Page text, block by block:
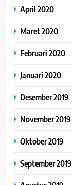
April 2020
Maret 2020
Februari 2020
Januari 2020
Desember 2019
November 2019
Oktober 2019
September 2019